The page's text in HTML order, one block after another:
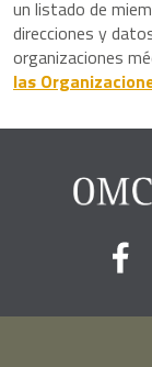
un listado de
direcciones y
organizaciones
las